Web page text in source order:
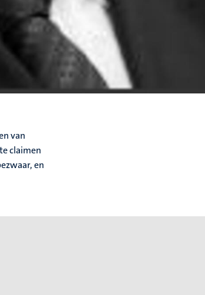
van
claimen
en